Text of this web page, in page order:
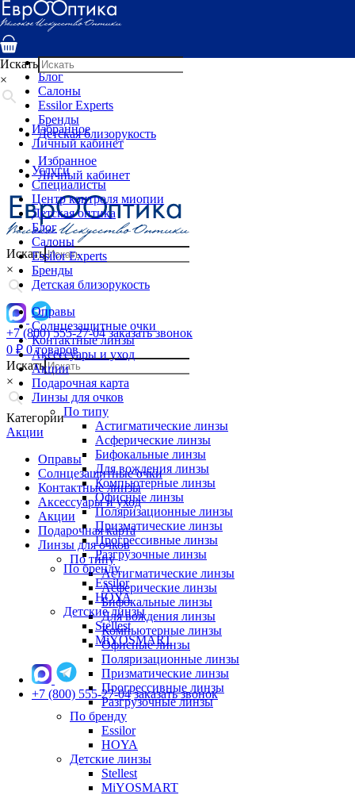
Услуги
Специалисты
Детская оптика
Блог
Салоны
Essilor Experts
Бренды
Детская близорукость
Избранное
Личный кабинет
Искать
×
+7 (800) 555-27-04 заказать звонок
0 ₽ 0 товаров
Искать
×
Категории
Акции
Оправы
Солнцезащитные очки
Контактные линзы
Аксессуары и уход
Акции
Подарочная карта
Линзы для очков
По типу
Астигматические линзы
Асферические линзы
Бифокальные линзы
Для вождения линзы
Компьютерные линзы
Офисные линзы
Поляризационные линзы
Призматические линзы
Прогрессивные линзы
Разгрузочные линзы
По бренду
Essilor
HOYA
Детские линзы
Stellest
MiYOSMART
Искать
×
Избранное
Личный кабинет
Услуги
Специалисты
Центр контроля миопии
Детская оптика
Блог
Салоны
Essilor Experts
Бренды
Детская близорукость
Оправы
Солнцезащитные очки
Контактные линзы
Аксессуары и уход
Акции
Подарочная карта
Линзы для очков
По типу
Астигматические линзы
Асферические линзы
Бифокальные линзы
Для вождения линзы
Компьютерные линзы
Офисные линзы
Поляризационные линзы
Призматические линзы
Прогрессивные линзы
Разгрузочные линзы
По бренду
Essilor
HOYA
Детские линзы
Stellest
MiYOSMART
+7 (800) 555-27-04 заказать звонок